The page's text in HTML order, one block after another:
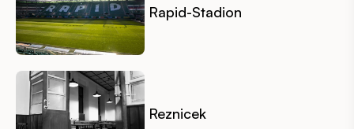
Rapid-Stadion
Reznicek